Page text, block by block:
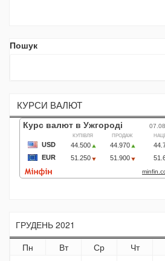
Пошук
КУРСИ ВАЛЮТ
ГРУДЕНЬ 2021
Пн
Вт Ср Чт